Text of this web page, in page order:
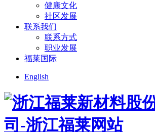
健康文化
社区发展
联系我们
联系方式
职业发展
福莱国际
English